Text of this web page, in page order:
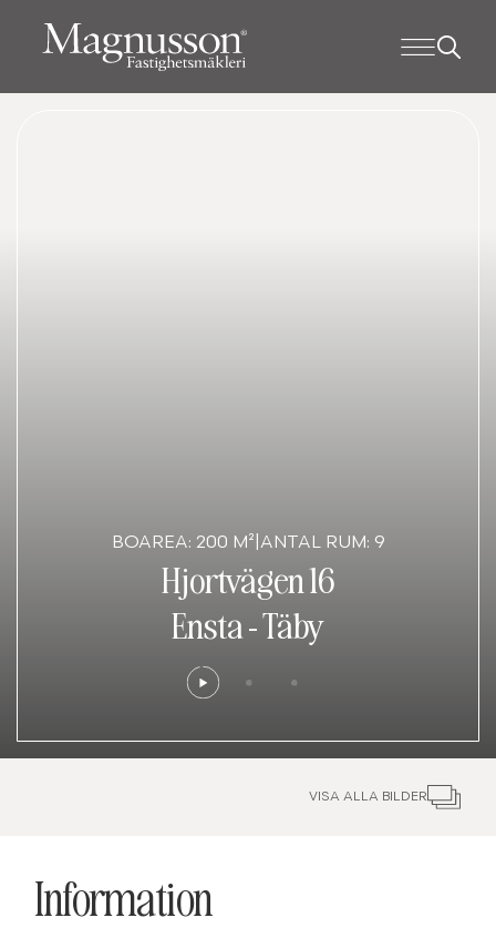
BOAREA: 200 M² ANTAL RUM: 9
Hjortvägen 16
Ensta-Täby
VISA ALLA BILDER
Information